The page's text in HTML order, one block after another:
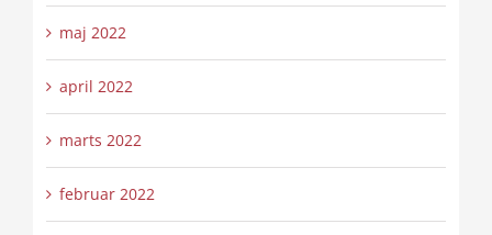
maj 2022
april 2022
marts 2022
februar 2022